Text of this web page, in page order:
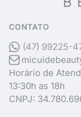
CONTATO
(47) 99225-
Horário de
13:30h as 18h
CNPJ: